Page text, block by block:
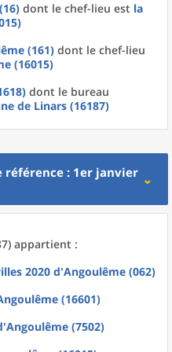
dont le chef-lieu est la
(161) dont le chef-lieu
(16015)
dont le bureau
de Linars (16187)
référence : 1er janvier
appartient :
2020 d'Angoulême (062)
(16601)
Angoulême (7502)